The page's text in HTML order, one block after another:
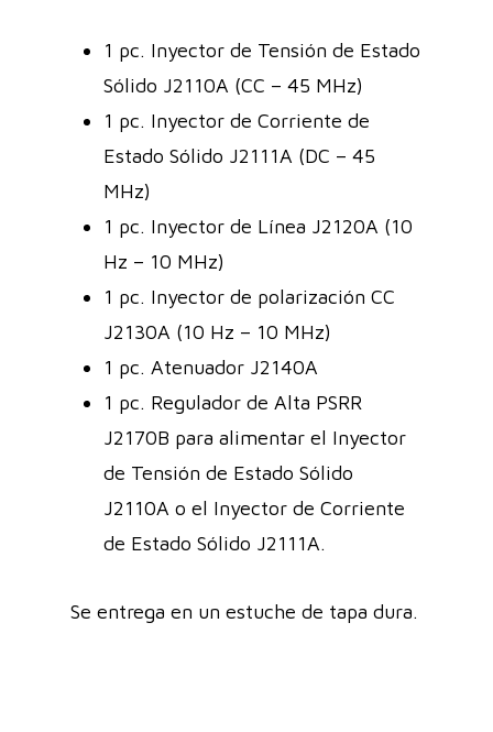
1 pc. Inyector de Tensión de Estado
Sólido J2110A (CC – 45 MHz)
1 pc. Inyector de Corriente de
Estado Sólido J2111A (DC – 45
MHz)
1 pc. Inyector de Línea J2120A (10
Hz – 10 MHz)
1 pc. Inyector de polarización CC
J2130A (10 Hz – 10 MHz)
1 pc. Atenuador J2140A
1 pc. Regulador de Alta PSRR
J2170B para alimentar el Inyector
de Tensión de Estado Sólido
J2110A o el Inyector de Corriente
de Estado Sólido J2111A.
Se entrega en un estuche de tapa dura.